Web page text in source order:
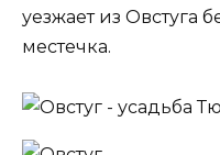
уезжает из Овстуга
местечка.